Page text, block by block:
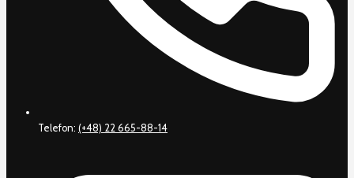
Telefon: (+48) 22 665-88-14